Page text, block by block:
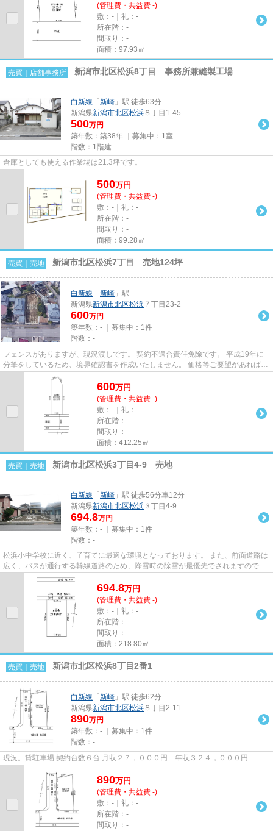
(管理費・共益費 -)
敷：-｜礼：-
所在階：-
間取り：-
面積：97.93㎡
売買｜店舗事務所 新潟市北区松浜8丁目 事務所兼縫製工場
白新線 「新崎 」駅 徒歩63分
新潟県新潟市北区松浜 ８丁目1-45
500万円
築年数：築38年 ｜募集中： 1室
階数：1階建
倉庫としても使える作業場は21.3坪です。
500万円
(管理費・共益費 -)
敷：-｜礼：-
所在階：-
間取り：-
面積：99.28㎡
売買｜売地 新潟市北区松浜7丁目 売地124坪
白新線 「新崎 」駅
新潟県新潟市北区松浜 ７丁目23-2
600万円
築年数：- ｜募集中： 1件
階数：-
フェンスがありますが、現況渡しです。 契約不適合責任免除です。 平成19年に
分筆をしているため、境界確認書を作成いたしません。 価格等ご要望があれば、
検討いたします。
600万円
(管理費・共益費 -)
敷：-｜礼：-
所在階：-
間取り：-
面積：412.25㎡
売買｜売地 新潟市北区松浜3丁目4-9 売地
白新線 「新崎 」駅 徒歩56分車12分
新潟県新潟市北区松浜 ３丁目4-9
694.8万円
築年数：- ｜募集中： 1件
階数：-
松浜小中学校に近く、子育てに最適な環境となっております。 また、前面道路は
広く、バスが通行する幹線道路のため、降雪時の除雪が最優先でされますので、
車の出し入れも楽々です。
694.8万円
(管理費・共益費 -)
敷：-｜礼：-
所在階：-
間取り：-
面積：218.80㎡
売買｜売地 新潟市北区松浜8丁目2番1
白新線 「新崎 」駅 徒歩62分
新潟県新潟市北区松浜 ８丁目2-11
890万円
築年数：- ｜募集中： 1件
階数：-
現況。貸駐車場 契約台数６台 月収２７，０００円 年収３２４，０００円
890万円
(管理費・共益費 -)
敷：-｜礼：-
所在階：-
間取り：-